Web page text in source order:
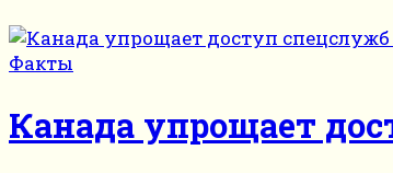
Факты
Канада упрощает